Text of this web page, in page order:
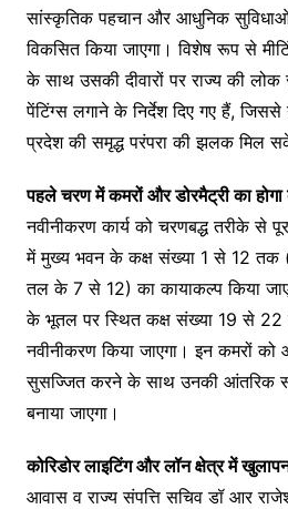
सांस्कृतिक पहचान और आधुनिक
विकसित किया जाएगा। विशेष रूप से
के साथ उसकी दीवारों पर राज्य की लोक
पेंटिंग्स लगाने के निर्देश दिए गए हैं,
प्रदेश की समृद्ध परंपरा की झलक मिल
पहले चरण में कमरों और डोरमैट्री का
नवीनीकरण कार्य को चरणबद्ध तरीके से
में मुख्य भवन के कक्ष संख्या 1 से 12
तल के 7 से 12) का कायाकल्प किया
के भूतल पर स्थित कक्ष संख्या 19 से 22
नवीनीकरण किया जाएगा। इन कमरों
सुसज्जित करने के साथ उनकी आंतरिक
बनाया जाएगा।
कोरिडोर लाइटिंग और लॉन क्षेत्र में
आवास व राज्य संपत्ति सचिव डॉ आर